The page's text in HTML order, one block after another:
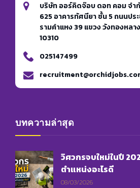
บริษัท ออร์คิดจ๊อบ ดอท คอม จำ
625 อาคารทัศนียา ชั้น 5 ถนนปร
รามคำแหง 39 แขวง วังทองหลา
10310
025147499
บทความล่าสุด
วิศวกรจบใหม่ในปี
ตำแหน่งอะไรดี
08/03/2026